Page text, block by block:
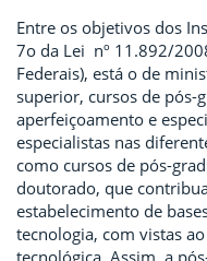
Entre os objetivos dos
7o da Lei nº 11.892/
Federais), está o de
superior, cursos de pós-
aperfeiçoamento e
especialistas nas
como cursos de pós-
doutorado, que
estabelecimento de
tecnologia, com vistas
tecnológica. Assim, a